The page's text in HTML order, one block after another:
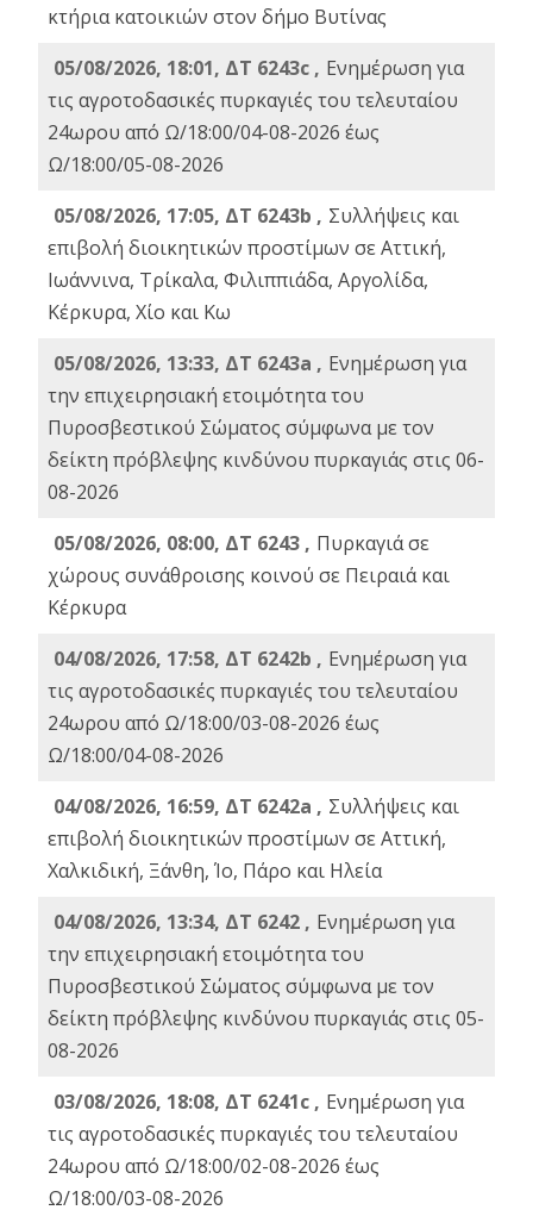
κτήρια κατοικιών στον δήμο Βυτίνας
05/08/2026, 18:01, ΔΤ 6243c , Ενημέρωση για
τις αγροτοδασικές πυρκαγιές του τελευταίου
24ωρου από Ω/18:00/04-08-2026 έως
Ω/18:00/05-08-2026
05/08/2026, 17:05, ΔΤ 6243b , Συλλήψεις και
επιβολή διοικητικών προστίμων σε Αττική,
Ιωάννινα, Τρίκαλα, Φιλιππιάδα, Αργολίδα,
Κέρκυρα, Χίο και Κω
05/08/2026, 13:33, ΔΤ 6243a , Ενημέρωση για
την επιχειρησιακή ετοιμότητα του
Πυροσβεστικού Σώματος σύμφωνα με τον
δείκτη πρόβλεψης κινδύνου πυρκαγιάς στις 06-
08-2026
05/08/2026, 08:00, ΔΤ 6243 , Πυρκαγιά σε
χώρους συνάθροισης κοινού σε Πειραιά και
Κέρκυρα
04/08/2026, 17:58, ΔΤ 6242b , Ενημέρωση για
τις αγροτοδασικές πυρκαγιές του τελευταίου
24ωρου από Ω/18:00/03-08-2026 έως
Ω/18:00/04-08-2026
04/08/2026, 16:59, ΔΤ 6242a , Συλλήψεις και
επιβολή διοικητικών προστίμων σε Αττική,
Χαλκιδική, Ξάνθη, Ίο, Πάρο και Ηλεία
04/08/2026, 13:34, ΔΤ 6242 , Ενημέρωση για
την επιχειρησιακή ετοιμότητα του
Πυροσβεστικού Σώματος σύμφωνα με τον
δείκτη πρόβλεψης κινδύνου πυρκαγιάς στις 05-
08-2026
03/08/2026, 18:08, ΔΤ 6241c , Ενημέρωση για
τις αγροτοδασικές πυρκαγιές του τελευταίου
24ωρου από Ω/18:00/02-08-2026 έως
Ω/18:00/03-08-2026